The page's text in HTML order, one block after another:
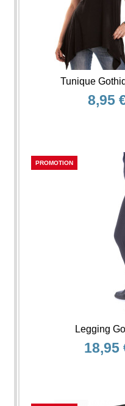
Tunique
8,95
PROMOTION
Legging
18,95